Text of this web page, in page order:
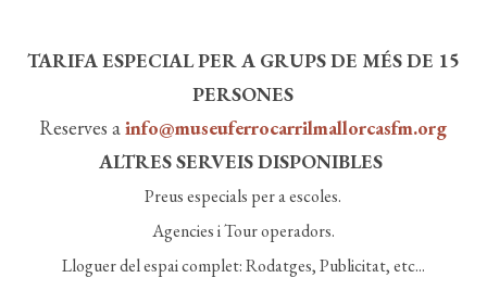
TARIFA ESPECIAL PER A GRUPS DE MÉS DE 15
PERSONES
Reserves ainfo@museuferrocarrilmallorcasfm.org
​​​​​​​ALTRES SERVEIS DISPONIBLES
Preus especials per a escoles.
Agencies i Tour operadors.
Lloguer del espai complet: Rodatges, Publicitat, etc...